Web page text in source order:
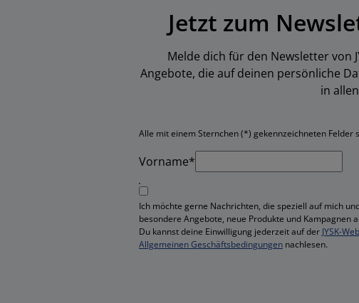
Jetzt zum
Melde dich für den Newsletter von
Angebote, die auf deinen persönliche
in
Alle mit einem Sternchen (*) gekennzeichneten Felder
Vorname*
Ich möchte gerne Nachrichten, die speziell auf mich
besondere Angebote, neue Produkte und Kampagnen
Du kannst deine Einwilligung jederzeit auf der JYSK-
Allgemeinen Geschäftsbedingungen nachlesen.